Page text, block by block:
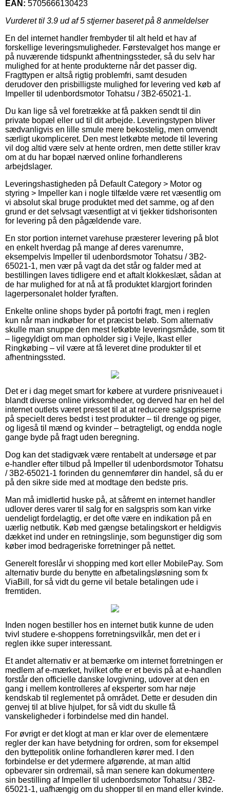
EAN: 5705666130423
Vurderet til 3.9 ud af 5 stjerner baseret på 8 anmeldelser
En del internet handler frembyder til alt held et hav af
forskellige leveringsmuligheder. Førstevalget hos mange er
på nuværende tidspunkt afhentningssteder, så du selv har
mulighed for at hente produkterne når det passer dig.
Fragttypen er altså rigtig problemfri, samt desuden
derudover den prisbilligste mulighed for levering ved køb af
Impeller til udenbordsmotor Tohatsu / 3B2-65021-1.
Du kan lige så vel foretrække at få pakken sendt til din
private bopæl eller ud til dit arbejde. Leveringstypen bliver
sædvanligvis en lille smule mere bekostelig, men omvendt
særligt ukompliceret. Den mest letkøbte metode til levering
vil dog altid være selv at hente ordren, men dette stiller krav
om at du har bopæl nærved online forhandlerens
arbejdslager.
Leveringshastigheden på Default Category > Motor og
styring > Impeller kan i nogle tilfælde være ret væsentlig om
vi absolut skal bruge produktet med det samme, og af den
grund er det selvsagt væsentligt at vi tjekker tidshorisonten
for levering på den pågældende vare.
En stor portion internet varehuse præsterer levering på blot
en enkelt hverdag på mange af deres varenumre,
eksempelvis Impeller til udenbordsmotor Tohatsu / 3B2-
65021-1, men vær på vagt da det står og falder med at
bestillingen laves tidligere end et aftalt klokkeslæt, sådan at
de har mulighed for at nå at få produktet klargjort forinden
lagerpersonalet holder fyraften.
Enkelte online shops byder på portofri fragt, men i reglen
kun når man indkøber for et præcist beløb. Som alternativ
skulle man snuppe den mest letkøbte leveringsmåde, som tit
– ligegyldigt om man opholder sig i Vejle, Ikast eller
Ringkøbing – vil være at få leveret dine produkter til et
afhentningssted.
Det er i dag meget smart for købere at vurdere prisniveauet i
blandt diverse online virksomheder, og derved har en hel del
internet outlets været presset til at at reducere salgspriserne
på specielt deres bedst i test produkter – til drenge og piger,
og ligeså til mænd og kvinder – betragteligt, og endda nogle
gange byde på fragt uden beregning.
Dog kan det stadigvæk være rentabelt at undersøge et par
e-handler efter tilbud på Impeller til udenbordsmotor Tohatsu
/ 3B2-65021-1 forinden du gennemfører din handel, så du er
på den sikre side med at modtage den bedste pris.
Man må imidlertid huske på, at såfremt en internet handler
udlover deres varer til salg for en salgspris som kan virke
uendeligt fordelagtig, er det ofte være en indikation på en
uærlig netbutik. Køb med gængse betalingskort er heldigvis
dækket ind under en retningslinje, som begunstiger dig som
køber imod bedrageriske forretninger på nettet.
Generelt foreslår vi shopping med kort eller MobilePay. Som
alternativ burde du benytte en afbetalingsløsning som fx
ViaBill, for så vidt du gerne vil betale betalingen ude i
fremtiden.
Inden nogen bestiller hos en internet butik kunne de uden
tvivl studere e-shoppens forretningsvilkår, men det er i
reglen ikke super interessant.
Et andet alternativ er at bemærke om internet forretningen er
medlem af e-mærket, hvilket ofte er et bevis på at e-handlen
forstår den officielle danske lovgivning, udover at den en
gang i mellem kontrolleres af eksperter som har nøje
kendskab til reglementet på området. Dette er desuden din
genvej til at blive hjulpet, for så vidt du skulle få
vanskeligheder i forbindelse med din handel.
For øvrigt er det klogt at man er klar over de elementære
regler der kan have betydning for ordren, som for eksempel
den byttepolitik online forhandleren kører med. I den
forbindelse er det ydermere afgørende, at man altid
opbevarer sin ordremail, så man senere kan dokumentere
sin bestilling af Impeller til udenbordsmotor Tohatsu / 3B2-
65021-1, uafhængig om du shopper til en mand eller kvinde.